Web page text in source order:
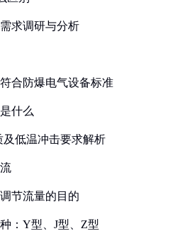
求调研与分析
合防爆电气设备标准
什么
及低温冲击要求解析
节流量的目的
：Y型、J型、Z型